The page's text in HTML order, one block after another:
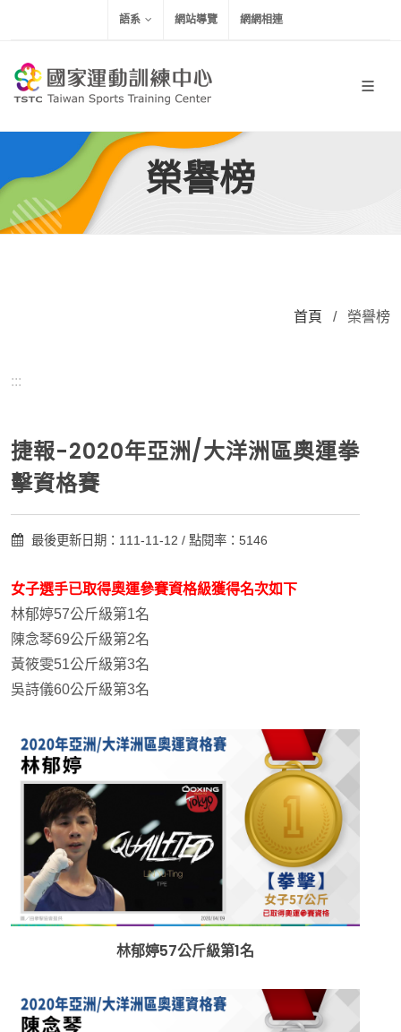
語系 網站導覽 網網相連
榮譽榜
首頁 / 榮譽榜
:::
捷報-2020年亞洲/大洋洲區奧運拳
擊資格賽
最後更新日期：111-11-12 / 點閱率：5146
女子選手已取得奧運參賽資格級獲得名次如下
林郁婷57公斤級第1名
陳念琴69公斤級第2名
黃筱雯51公斤級第3名
吳詩儀60公斤級第3名
林郁婷57公斤級第1名